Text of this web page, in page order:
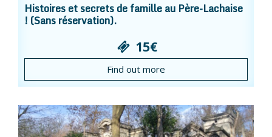
Histoires et secrets de famille au Père-Lachaise
! (Sans réservation).
15€
Find out more